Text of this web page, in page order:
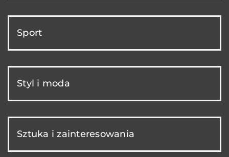
Sport
Styl i moda
Sztuka i zainteresowania